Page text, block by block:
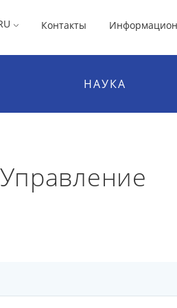
Контакты
НАУКА